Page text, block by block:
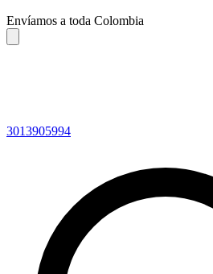
Envíamos a toda Colombia
3013905994